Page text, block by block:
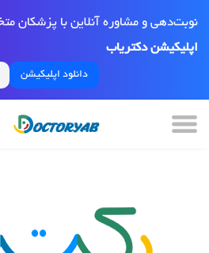
نوبت‌دهی و مشاوره آنلاین با
اپلیکیشن دکتریاب
دانلود اپلیکیشن